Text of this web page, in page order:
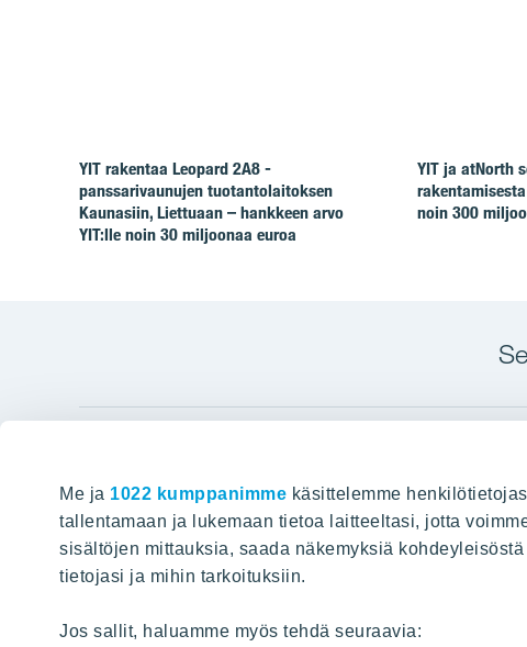
Me ja 1022 kumppanimme käsittelemme
tallentamaan ja lukemaan tietoa laitteeltasi, jotta
sisältöjen mittauksia, saada näkemyksiä
tietojasi ja mihin tarkoituksiin.
Jos sallit, haluamme myös tehdä seuraavia:
YIT rakentaa Leopard 2A8 -
panssarivaunujen tuotantolaitoksen
Kaunasiin, Liettuaan – hankkeen arvo
YIT:lle noin 30 miljoonaa euroa
YIT ja atNorth
noin 300
Hyvin rakennettu huominen
HAKU
Tietoa YIT:stä
Töihin meille
Projektit